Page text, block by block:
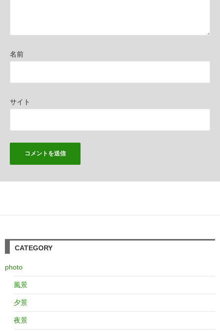
名前
サイト
CATEGORY
photo
風景
夕景
夜景